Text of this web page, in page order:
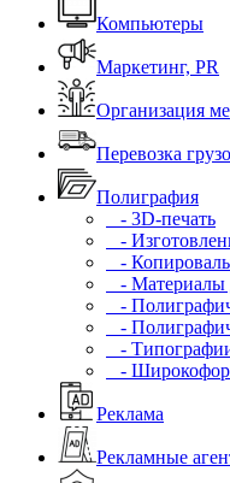
Компьютеры
Маркетинг, PR
Организация
Перевозка
Полиграфия
- 3D-печать
-
-
- Материалы
-
-
-
-
Реклама
Рекламные